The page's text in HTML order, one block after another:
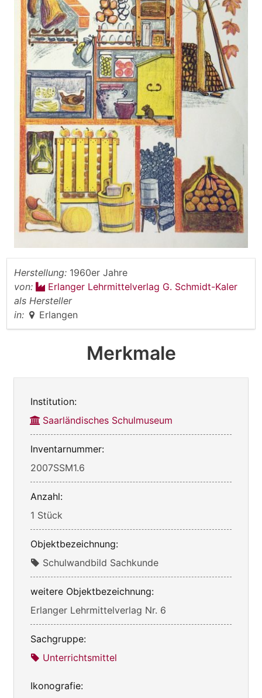
Herstellung: 1960er Jahre
von:
Erlanger Lehrmittelverlag G. Schmidt-Kaler
als Hersteller
in:
Erlangen
Merkmale
Institution:
Saarländisches Schulmuseum
Inventarnummer:
2007SSM1.6
Anzahl:
1 Stück
Objektbezeichnung:
Schulwandbild Sachkunde
weitere Objektbezeichnung:
Erlanger Lehrmittelverlag Nr. 6
Sachgruppe:
Unterrichtsmittel
Ikonografie: